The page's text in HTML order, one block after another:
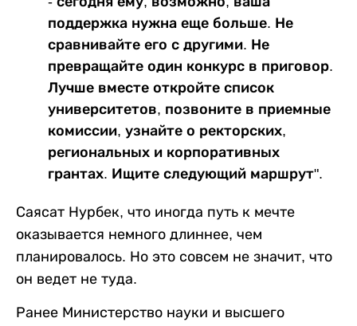
поддержка нужна еще больше. Не
сравнивайте его с другими. Не
превращайте один конкурс в приговор.
Лучше вместе откройте список
университетов, позвоните в приемные
комиссии, узнайте о ректорских,
региональных и корпоративных
грантах. Ищите следующий маршрут".
Саясат Нурбек, что иногда путь к мечте
оказывается немного длиннее, чем
планировалось. Но это совсем не значит, что
он ведет не туда.
Ранее Министерство науки и высшего